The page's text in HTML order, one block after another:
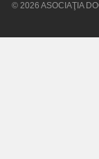
© 2026 ASOCIAŢIA